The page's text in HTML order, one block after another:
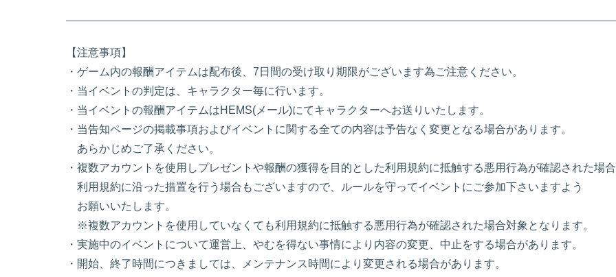
【注意事項】
・ゲーム内の報酬アイテムは配布後、7日間の受け取り期限がございます為ご注意ください。
・当イベントの判定は、キャラクター毎に行います。
・当イベントの報酬アイテムはHEMS(メール)にてキャラクターへお送りいたします。
・当告知ページの掲載事項およびイベントに関する全ての内容は予告なく変更となる場合があります。
あらかじめご了承ください。
・複数アカウントを使用しプレゼントや報酬の獲得を目的とした利用規約に抵触する悪用行為が確認された場
利用規約に沿った措置を行う場合もございますので、ルールを守ってイベントにご参加下さいますよう
お願いいたします。
※複数アカウントを使用していなくても利用規約に抵触する悪用行為が確認された場合対象となります。
・実施中のイベントについて運営上、やむを得ない事情により内容の変更、中止をする場合があります。
・開始、終了時間につきましては、メンテナンス時間により変更される場合があります。